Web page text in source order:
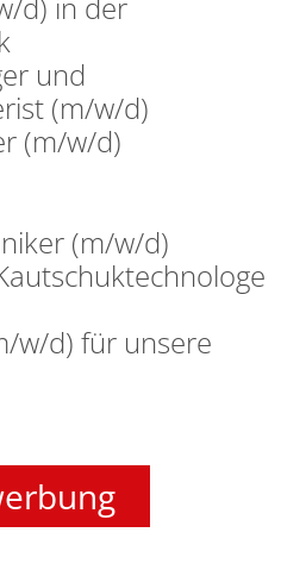
und
(m/w/d)
(m/w/d)
(m/w/d)
w/d) für unsere